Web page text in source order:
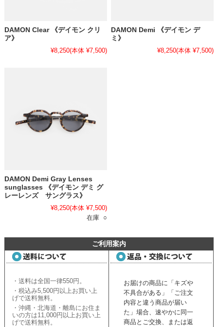
DAMON Clear 《デイモン クリ
ア》
¥8,250(本体 ¥7,500)
DAMON Demi 《デイモン デ
ミ》
¥8,250(本体 ¥7,500)
DAMON Demi Gray Lenses
sunglasses 《デイモン デミ グ
レーレンズ サングラス》
¥8,250(本体 ¥7,500)
在庫 ○
ご利用案内
・送料は全国一律550円。
・税込み5,500円以上お買い上
げで送料無料。
・沖縄・北海道・離島にお住ま
いの方は11,000円以上お買い上
げで送料無料。
お届けの商品に「キズや
不具合がある」「ご注文
内容と違う商品が届い
た」場合、速やかに同一
商品とご交換、または返